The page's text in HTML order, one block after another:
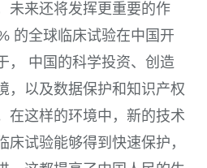
未来还将发挥更重要的作
的全球临床试验在中国开
， 中国的科学投资、创造
，以及数据保护和知识产权
在这样的环境中，新的技术
床试验能够得到快速保护，